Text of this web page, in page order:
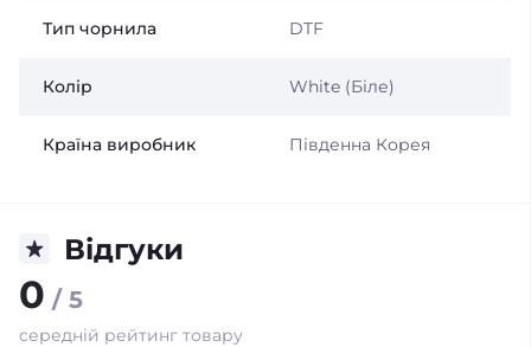
Тип чорнила DTF
Колір White (Біле)
Країна виробник Південна Корея
Відгуки
0 / 5
середній рейтинг товару